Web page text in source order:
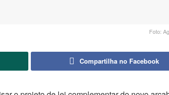
Foto:
Compartilha no Facebook